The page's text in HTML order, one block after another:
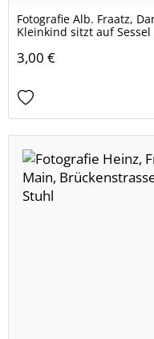
Fotografie Alb. Fraatz,
Kleinkind sitzt auf Sessel
3,00 €